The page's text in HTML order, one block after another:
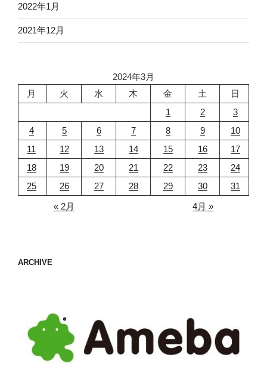
2022年1月
2021年12月
2024年3月
月
火 水 木 金 土
日
1
2
3
4
5 6 7 8 9
10
11
12 13 14 15 16
17
18
19 20 21 22 23
24
25
26 27 28 29 30
31
« 2月
4月 »
ARCHIVE